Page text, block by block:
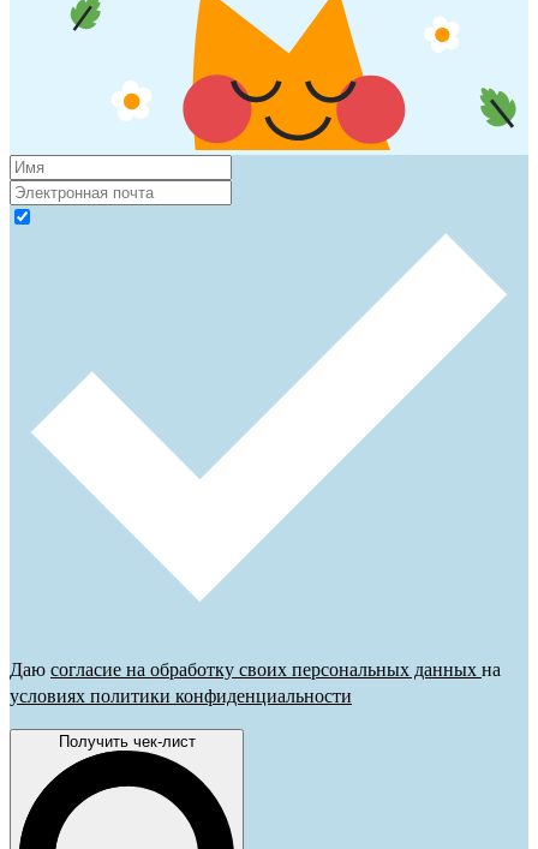
Даю согласие на обработку своих персональных данных на
условиях политики конфиденциальности
Получить чек-лист